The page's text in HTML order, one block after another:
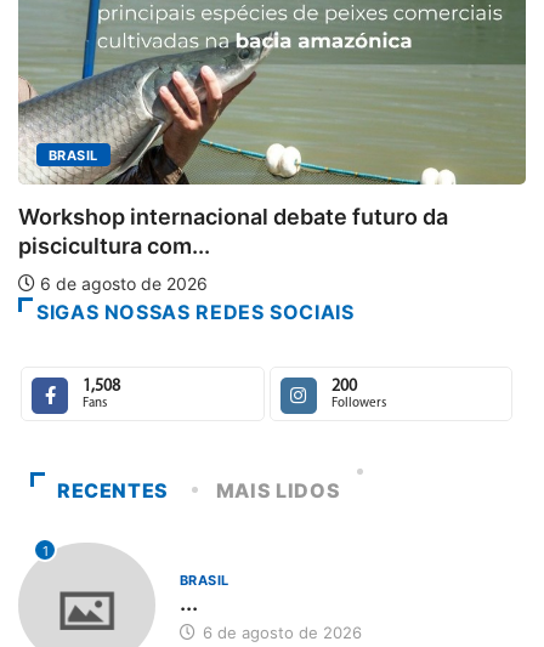
BRASIL
Workshop internacional debate futuro da
piscicultura com...
6 de agosto de 2026
SIGAS NOSSAS REDES SOCIAIS
1,508
Fans
200
Followers
RECENTES MAIS LIDOS
1
BRASIL
...
6 de agosto de 2026